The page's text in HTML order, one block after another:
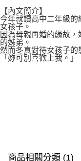
請求用戶進行身份認證。
５．嚴禁一人註冊多個帳
恩沛科技股份有限公司將
【內文簡介】
今年就讀高中二年級
女孩子。
因為母親再婚的緣故
的姊弟。
然而冬真對待女孩子的
「妳可別喜歡上我。」
商品相關分類 (1)